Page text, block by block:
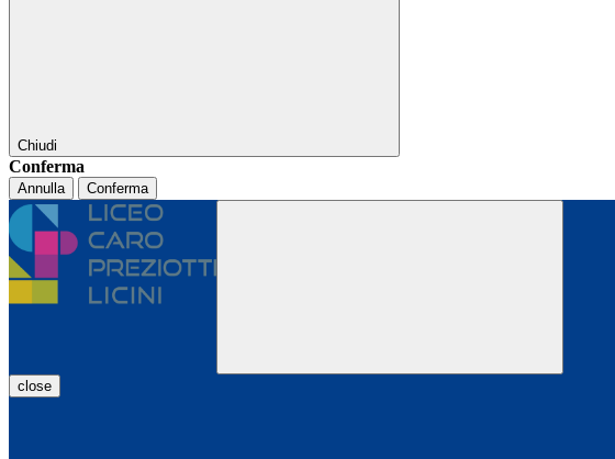
Chiudi
Conferma
Annulla Conferma
close